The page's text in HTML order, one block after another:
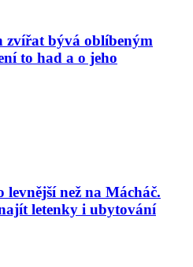
zvířat bývá oblíbeným
to had a o jeho
levnější než na Mácháč.
letenky i ubytování